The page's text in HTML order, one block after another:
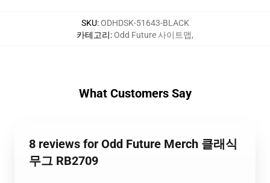
SKU:ODHDSK-51643-BLACK
카테고리:Odd Future 사이트맵,
What Customers Say
8 reviews for Odd Future Merch 클래식
무그 RB2709